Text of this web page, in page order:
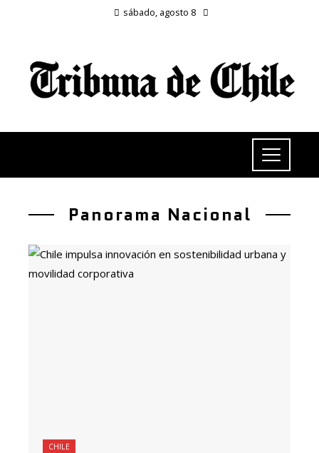
sábado, agosto 8
Panorama Nacional
CHILE